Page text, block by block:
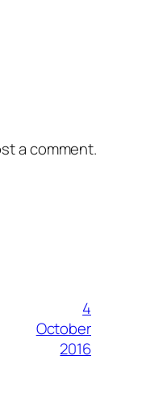
a comment.
4
October
2016